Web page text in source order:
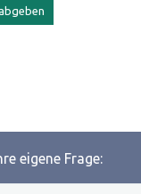
eigene Frage: